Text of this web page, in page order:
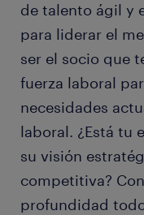
de talento ágil y
para liderar el
ser el socio que
fuerza laboral
necesidades
laboral. ¿Está tu
su visión
competitiva?
profundidad